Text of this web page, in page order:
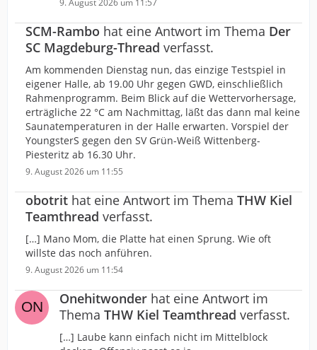
9. August 2026 um 11:57
SCM-Rambo hat eine Antwort im Thema Der
SC Magdeburg-Thread verfasst.
Am kommenden Dienstag nun, das einzige Testspiel in
eigener Halle, ab 19.00 Uhr gegen GWD, einschließlich
Rahmenprogramm. Beim Blick auf die Wettervorhersage,
erträgliche 22 °C am Nachmittag, läßt das dann mal keine
Saunatemperaturen in der Halle erwarten. Vorspiel der
YoungsterS gegen den SV Grün-Weiß Wittenberg-
Piesteritz ab 16.30 Uhr.
9. August 2026 um 11:55
obotrit hat eine Antwort im Thema THW Kiel
Teamthread verfasst.
[…] Mano Mom, die Platte hat einen Sprung. Wie oft
willste das noch anführen.
9. August 2026 um 11:54
Onehitwonder hat eine Antwort im
Thema THW Kiel Teamthread verfasst.
[…] Laube kann einfach nicht im Mittelblock